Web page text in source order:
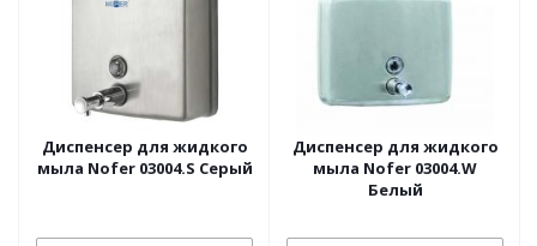
Диспенсер для жидкого
мыла Nofer 03004.S Серый
Диспенсер для жидкого
мыла Nofer 03004.W
Белый